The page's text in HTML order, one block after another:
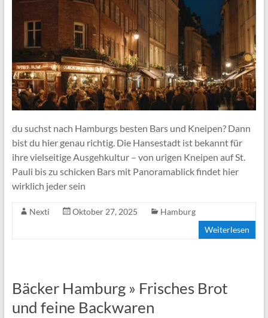
du suchst nach Hamburgs besten Bars und Kneipen? Dann
bist du hier genau richtig. Die Hansestadt ist bekannt für
ihre vielseitige Ausgehkultur – von urigen Kneipen auf St.
Pauli bis zu schicken Bars mit Panoramablick findet hier
wirklich jeder sein
Nexti Oktober 27, 2025
Hamburg
Weiterlesen
Bäcker Hamburg » Frisches Brot
und feine Backwaren